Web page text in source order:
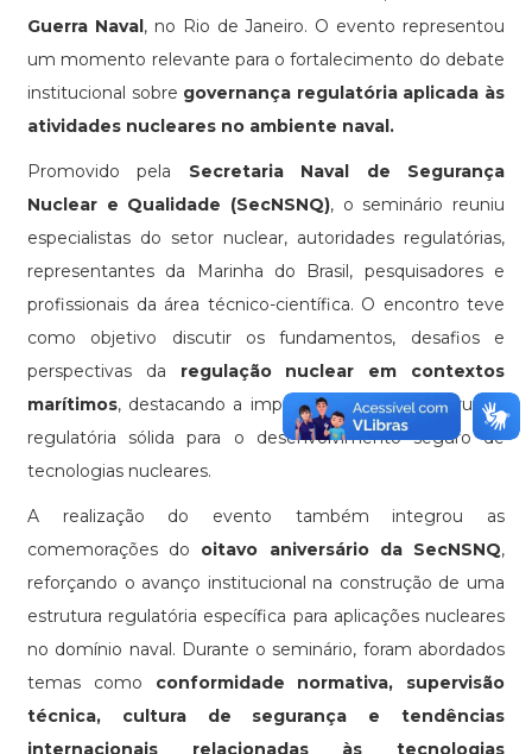
Guerra Naval, no Rio de Janeiro. O evento representou
um momento relevante para o fortalecimento do debate
institucional sobre governança regulatória aplicada às
atividades nucleares no ambiente naval.
Promovido pela Secretaria Naval de Segurança
Nuclear e Qualidade (SecNSNQ), o seminário reuniu
especialistas do setor nuclear, autoridades regulatórias,
representantes da Marinha do Brasil, pesquisadores e
profissionais da área técnico-científica. O encontro teve
como objetivo discutir os fundamentos, desafios e
perspectivas da regulação nuclear em contextos
marítimos, destacando a importância de uma estrutura
regulatória sólida para o desenvolvimento seguro de
tecnologias nucleares.
A realização do evento também integrou as
comemorações do oitavo aniversário da SecNSNQ,
reforçando o avanço institucional na construção de uma
estrutura regulatória específica para aplicações nucleares
no domínio naval. Durante o seminário, foram abordados
temas como conformidade normativa, supervisão
técnica, cultura de segurança e tendências
internacionais relacionadas às tecnologias